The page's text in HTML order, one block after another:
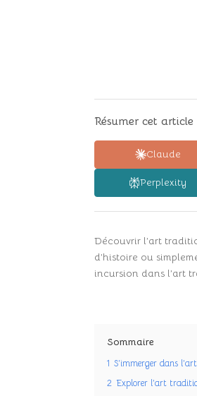
Résumer cet article
Claude
Perplexity
Découvrir l’art
d’histoire ou
incursion dans l’art
Sommaire
1 S’immerger dans
2 Explorer l’art